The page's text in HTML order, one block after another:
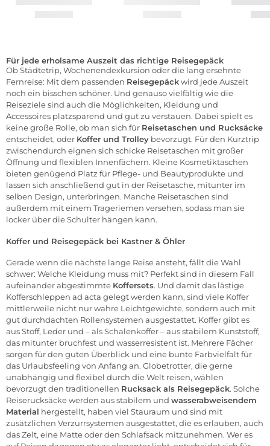
Für jede erholsame Auszeit das richtige Reisegepäck
Ob Städtetrip, Wochenendexkursion oder die lang ersehnte
Fernreise: Mit dem passenden Reisegepäckwird jede Auszeit
noch ein bisschen schöner. Und genauso vielfältig wie die
Reiseziele sind auch die Möglichkeiten, Kleidung und
Accessoires platzsparend und gut zu verstauen. Dabei spielt es
keine große Rolle, ob man sich für Reisetaschen und Rucksäcke
entscheidet, oder Koffer und Trolley bevorzugt. Für den Kurztrip
zwischendurch eignen sich schicke Reisetaschen mit großer
Öffnung und flexiblen Innenfächern. Kleine Kosmetiktaschen
bieten genügend Platz für Pflege- und Beautyprodukte und
lassen sich anschließend gut in der Reisetasche, mitunter im
selben Design, unterbringen. Manche Reisetaschen sind
außerdem mit einem Trageriemen versehen, sodass man sie
locker über die Schulter hängen kann.
Koffer und Reisegepäck bei Kastner & Öhler
Gerade wenn die nächste lange Reise ansteht, fällt die Wahl
schwer: Welche Kleidung muss mit? Perfekt sind in diesem Fall
aufeinander abgestimmte Koffersets. Und damit das lästige
Kofferschleppen ad acta gelegt werden kann, sind viele Koffer
mittlerweile nicht nur wahre Leichtgewichte, sondern auch mit
gut durchdachten Rollensystemen ausgestattet. Koffer gibt es
aus Stoff, Leder und – als Schalenkoffer – aus stabilem Kunststoff,
das mitunter bruchfest und wasserresistent ist. Mehrere Fächer
sorgen für den guten Überblick und eine bunte Farbvielfalt für
das Urlaubsfeeling von Anfang an. Globetrotter, die gerne
unabhängig und flexibel durch die Welt reisen, wählen
bevorzugt den traditionellen Rucksack als Reisegepäck. Solche
Reiserucksäcke werden aus stabilem und wasserabweisendem
Material hergestellt, haben viel Stauraum und sind mit
zusätzlichen Verzurrsystemen ausgestattet, die es erlauben, auch
das Zelt, eine Matte oder den Schlafsack mitzunehmen. Wer es